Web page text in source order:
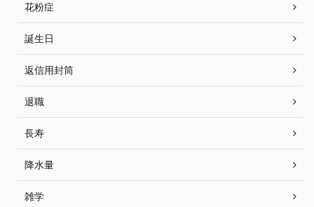
花粉症
誕生日
返信用封筒
退職
長寿
降水量
雑学